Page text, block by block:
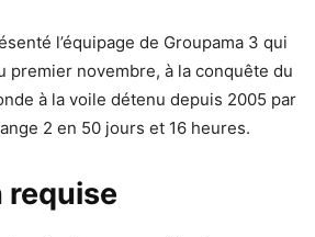
l’équipage de Groupama 3 qui
premier novembre, à la conquête du
à la voile détenu depuis 2005 par
2 en 50 jours et 16 heures.
requise